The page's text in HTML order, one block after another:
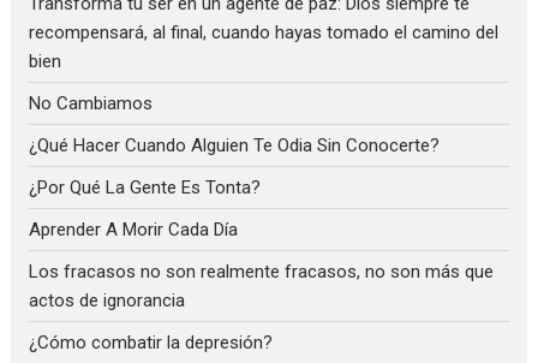
recompensará, al final, cuando hayas tomado el camino del
bien
No Cambiamos
¿Qué Hacer Cuando Alguien Te Odia Sin Conocerte?
¿Por Qué La Gente Es Tonta?
Aprender A Morir Cada Día
Los fracasos no son realmente fracasos, no son más que
actos de ignorancia
¿Cómo combatir la depresión?